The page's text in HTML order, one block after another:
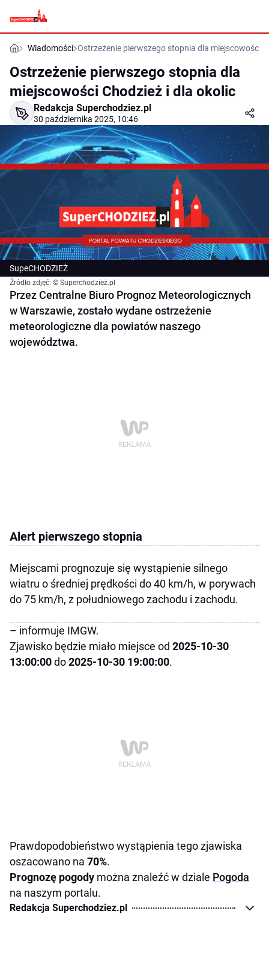
Wiadomości Ostrzeżenie pierwszego stopnia dla miejscowości
Ostrzeżenie pierwszego stopnia dla
miejscowości Chodzież i dla okolic
Redakcja Superchodziez.pl
30 października 2025, 10:46
SupeCHODZIEŻ
Źródło zdjęć: © Superchodzież.pl
Przez Centralne Biuro Prognoz Meteorologicznych
w Warszawie, zostało wydane ostrzeżenie
meteorologiczne dla powiatów naszego
województwa.
Alert pierwszego stopnia
Miejscami prognozuje się wystąpienie silnego
wiatru o średniej prędkości do 40 km/h, w porywach
do 75 km/h, z południowego zachodu i zachodu.
– informuje IMGW.
Zjawisko będzie miało miejsce od 2025-10-30
13:00:00do2025-10-30 19:00:00.
Prawdopodobieństwo wystąpienia tego zjawiska
oszacowano na 70%.
Prognozę pogody można znaleźć w dziale Pogoda
na naszym portalu.
Redakcja Superchodziez.pl